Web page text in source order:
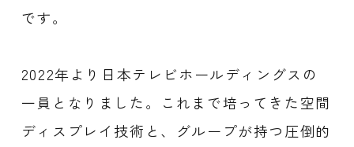
です。
2022年より日本テレビホールディングスの
一員となりました。これまで培ってきた空間
ディスプレイ技術と、グループが持つ圧倒的